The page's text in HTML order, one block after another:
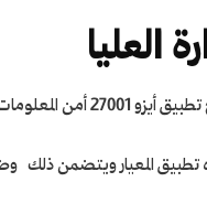
العليا
للشركات
المعيار ويتضمن ذلك